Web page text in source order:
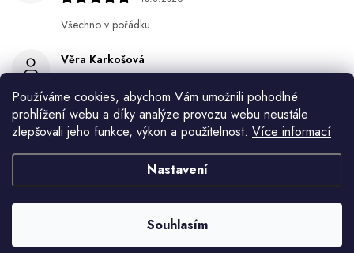
Používáme cookies, abychom Vám umožnili pohodlné
prohlížení webu a díky analýze provozu webu neustále
zlepšovali jeho funkce, výkon a použitelnost. Více informací
Nastavení
Souhlasím
Všechno v pořádku
Věra Karkošová
Miroslav Lamper
10.8.2026